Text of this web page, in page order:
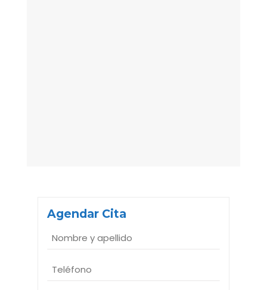
Agendar Cita
Nombre
y
apellido
(Obligatorio)
Teléfono
(Obligatorio)